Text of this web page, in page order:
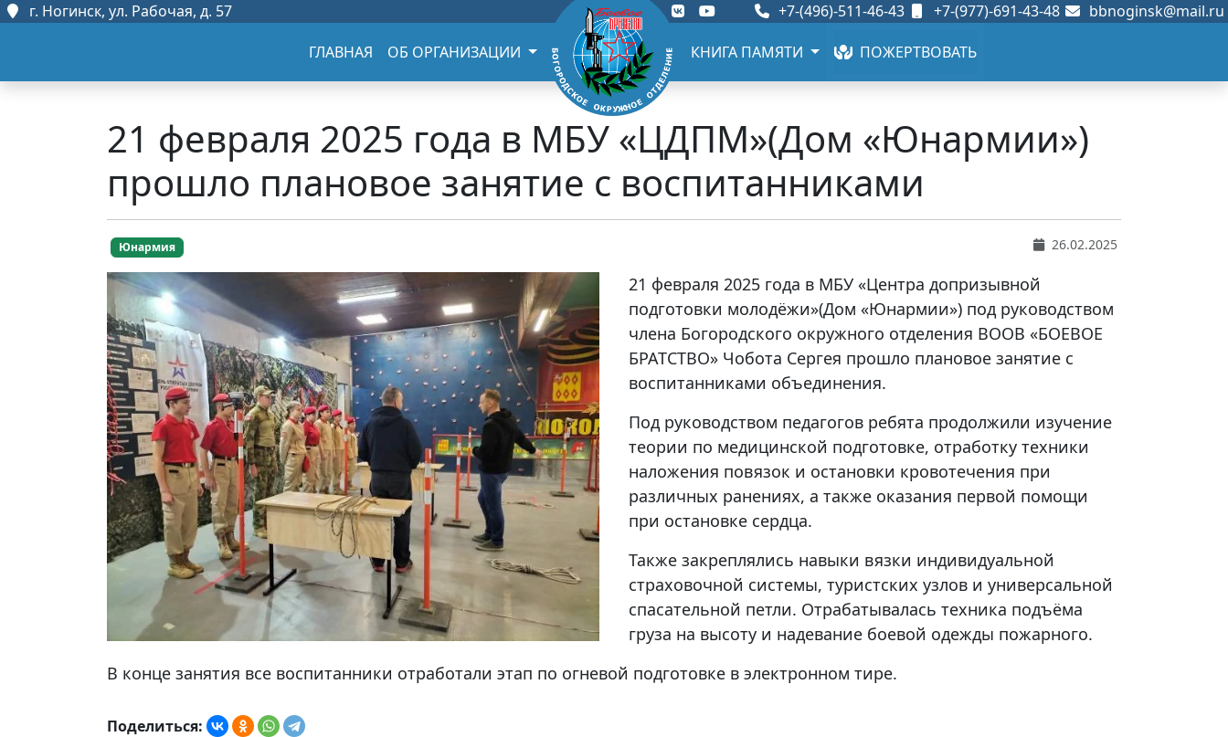
г. Ногинск, ул. Рабочая, д. 57 +7-(496)-511-46-43 +7-(977)-691-43-48 bbnoginsk@mail.ru
ГЛАВНАЯ ОБ ОРГАНИЗАЦИИ КНИГА ПАМЯТИ ПОЖЕРТВОВАТЬ
21 февраля 2025 года в МБУ «ЦДПМ»(Дом «Юнармии»)
прошло плановое занятие с воспитанниками
Юнармия 26.02.2025
21 февраля 2025 года в МБУ «Центра допризывной
подготовки молодёжи»(Дом «Юнармии») под руководством
члена Богородского окружного отделения ВООВ «БОЕВОЕ
БРАТСТВО» Чобота Сергея прошло плановое занятие с
воспитанниками объединения.
Под руководством педагогов ребята продолжили изучение
теории по медицинской подготовке, отработку техники
наложения повязок и остановки кровотечения при
различных ранениях, а также оказания первой помощи
при остановке сердца.
Также закреплялись навыки вязки индивидуальной
страховочной системы, туристских узлов и универсальной
спасательной петли. Отрабатывалась техника подъёма
груза на высоту и надевание боевой одежды пожарного.
В конце занятия все воспитанники отработали этап по огневой подготовке в электронном тире.
Поделиться: